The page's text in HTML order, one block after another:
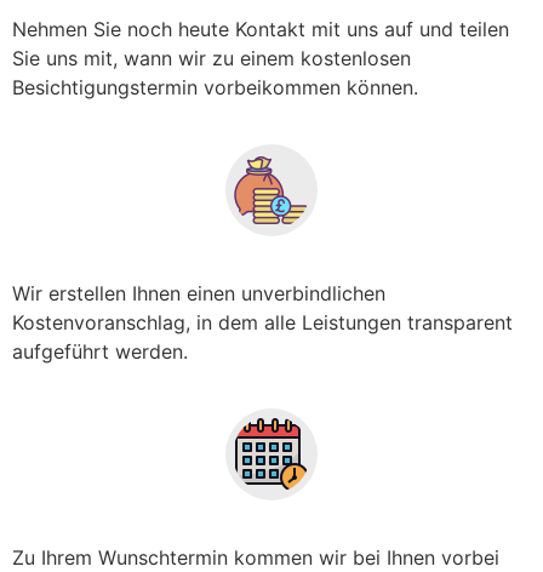
Nehmen Sie noch heute Kontakt mit uns auf und teilen
Sie uns mit, wann wir zu einem kostenlosen
Besichtigungstermin vorbeikommen können.
Wir erstellen Ihnen einen unverbindlichen
Kostenvoranschlag, in dem alle Leistungen transparent
aufgeführt werden.
Zu Ihrem Wunschtermin kommen wir bei Ihnen vorbei